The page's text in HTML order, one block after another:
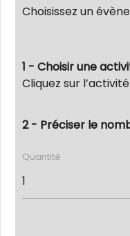
Choisissez un
1 - Choisir une
Cliquez sur
2 - Préciser le
Quantité